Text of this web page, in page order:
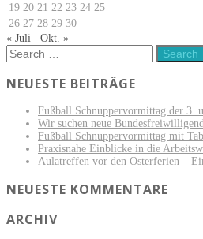
19 20 21 22 23 24 25
26 27 28 29 30
« Juli
Okt. »
NEUESTE BEITRÄGE
Fußball Schnuppervormittag der 3.
Wir suchen neue
Fußball Schnuppervormittag mit
Praxisnahe Einblicke in die
Aulatreffen vor den Osterferien –
NEUESTE KOMMENTARE
ARCHIV